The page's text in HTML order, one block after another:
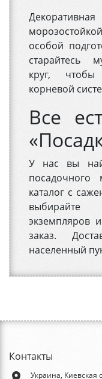
особой
старайтесь
круг, чтобы
корневой
Все
У нас вы
посадочного
каталог с
выбирайте
экземпляров
заказ.
населенный
Контакты
Украина, Киевская